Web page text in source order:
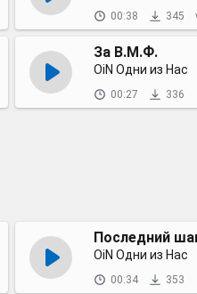
00:38 345
За В.М.Ф.
OiN Одни из Нас
00:27 336
Последний
OiN Одни из Нас
00:34 353